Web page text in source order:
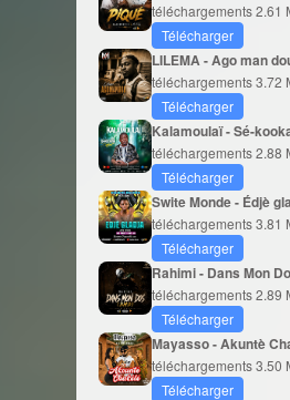
téléchargements2.61
Télécharger
LILEMA - Ago man
téléchargements3.72
Télécharger
Kalamoulaï - Sé-
téléchargements2.88
Télécharger
Swite Monde - Édjè
téléchargements3.81
Télécharger
Rahimi - Dans Mon
téléchargements2.89
Télécharger
Mayasso - Akuntè
téléchargements3.50
Télécharger